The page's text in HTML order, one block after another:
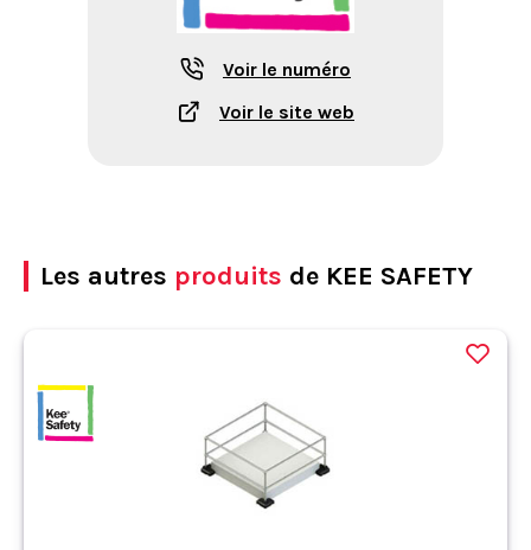
Voir le numéro
Voir le site web
Les autres produits de KEE SAFETY